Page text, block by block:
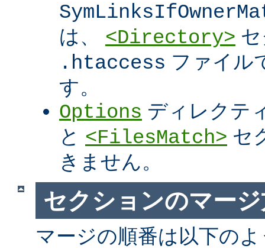
は、 <Directory>
.htaccess ファイル
す。
Options ディレクテ
と <FilesMatch> セ
きません。
セクションのマー
マージの順番は以下の